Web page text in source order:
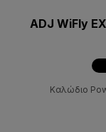
ADJ WiFly
Καλώδιο